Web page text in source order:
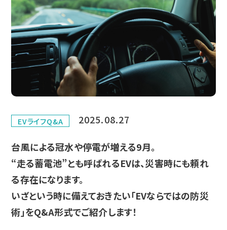
EVライフQ&A 2025.08.27
台風による冠水や停電が増える9月。
“走る蓄電池”とも呼ばれるEVは、災害時にも頼れ
る存在になります。
いざという時に備えておきたい「EVならではの防災
術」をQ&A形式でご紹介します！